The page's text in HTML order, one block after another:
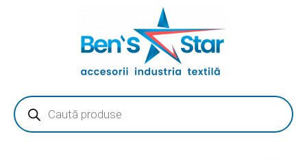
Products
search